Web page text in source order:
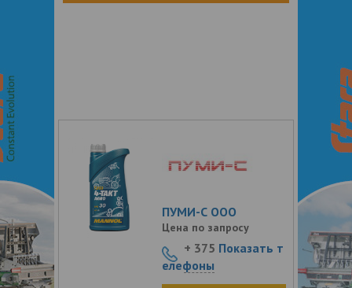
ПУМИ-С ООО
Цена по запросу
+ 375 Показать т
елефоны